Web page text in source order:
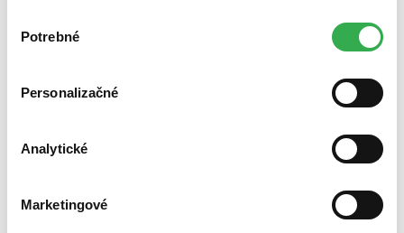
nám pomohlo, keby sme mohli používať všetky tieto
súhlasu
Potrebné
Personalizačné
Analytické
Marketingové
Bestsellery
Najdrahšie
Najlacnejšie